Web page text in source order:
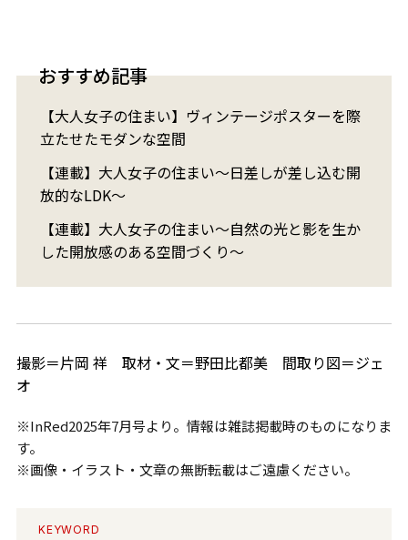
おすすめ記事
【大人女子の住まい】ヴィンテージポスターを際
立たせたモダンな空間
【連載】大人女子の住まい～日差しが差し込む開
放的なLDK～
【連載】大人女子の住まい～自然の光と影を生か
した開放感のある空間づくり～
撮影＝片岡 祥 取材・文＝野田比都美 間取り図＝ジェ
オ
※InRed2025年7月号より。情報は雑誌掲載時のものになりま
す。
※画像・イラスト・文章の無断転載はご遠慮ください。
KEYWORD